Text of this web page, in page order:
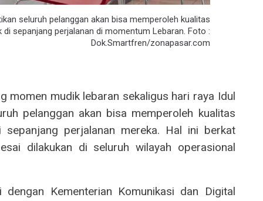
seluruh pelanggan akan bisa memperoleh kualitas
sepanjang perjalanan di momentum Lebaran. Foto :
Dok.Smartfren/zonapasar.com
momen mudik lebaran sekaligus hari raya Idul
pelanggan akan bisa memperoleh kualitas
perjalanan mereka. Hal ini berkat
dilakukan di seluruh wilayah operasional
Kementerian Komunikasi dan Digital